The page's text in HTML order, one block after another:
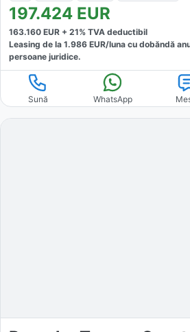
197.424 EUR
163.160 EUR + 21% TVA deductibil
Leasing de la 1.986 EUR/luna cu dobăndă
persoane juridice.
Sună WhatsApp